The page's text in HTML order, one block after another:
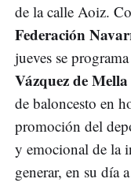
de la calle Aoiz.
Federación
jueves se
Vázquez de Mella
de baloncesto en
promoción del
y emocional de la
generar, en su día